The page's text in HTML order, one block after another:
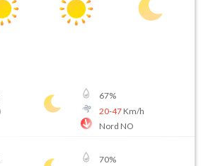
67%
20-47Km/h
Nord NO
70%